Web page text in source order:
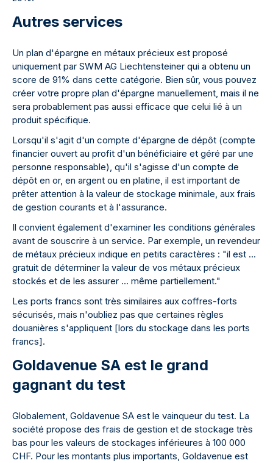
Autres services
Un plan d'épargne en métaux précieux est proposé
uniquement par SWM AG Liechtensteiner qui a obtenu un
score de 91% dans cette catégorie. Bien sûr, vous pouvez
créer votre propre plan d'épargne manuellement, mais il ne
sera probablement pas aussi efficace que celui lié à un
produit spécifique.
Lorsqu'il s'agit d'un compte d'épargne de dépôt (compte
financier ouvert au profit d'un bénéficiaire et géré par une
personne responsable), qu'il s'agisse d'un compte de
dépôt en or, en argent ou en platine, il est important de
prêter attention à la valeur de stockage minimale, aux frais
de gestion courants et à l'assurance.
Il convient également d'examiner les conditions générales
avant de souscrire à un service. Par exemple, un revendeur
de métaux précieux indique en petits caractères : "il est ...
gratuit de déterminer la valeur de vos métaux précieux
stockés et de les assurer ... même partiellement."
Les ports francs sont très similaires aux coffres-forts
sécurisés, mais n'oubliez pas que certaines règles
douanières s'appliquent [lors du stockage dans les ports
francs].
Goldavenue SA est le grand
gagnant du test
Globalement, Goldavenue SA est le vainqueur du test. La
société propose des frais de gestion et de stockage très
bas pour les valeurs de stockages inférieures à 100 000
CHF. Pour les montants plus importants, Goldavenue est